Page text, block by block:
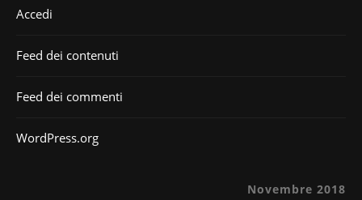
Accedi
Feed dei contenuti
Feed dei commenti
WordPress.org
Novembre 2018